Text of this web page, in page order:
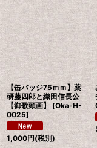
並び順
【缶バッジ75ｍｍ】薬
研藤四郎と織田信長公
【御歌頭画】 [Oka-H-
0025]
1,000円(税別)